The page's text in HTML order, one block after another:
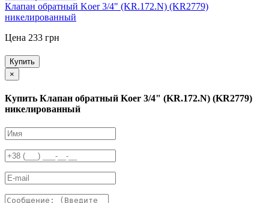
Клапан обратный Koer 3/4" (KR.172.N) (KR2779)
никелированный
Цена 233 грн
Купить
×
Купить Клапан обратный Koer 3/4" (KR.172.N) (KR2779)
никелированный